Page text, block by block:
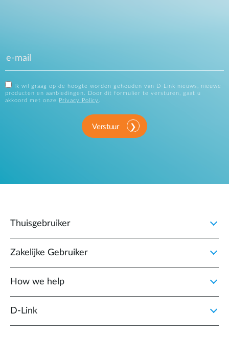
Ik wil graag op de hoogte worden gehouden van D-Link nieuws, nieuwe
producten en aanbiedingen. Door dit formulier te versturen, gaat u
akkoord met onze
Privacy Policy
Verstuur
Thuisgebruiker
Zakelijke Gebruiker
How we help
D‑Link